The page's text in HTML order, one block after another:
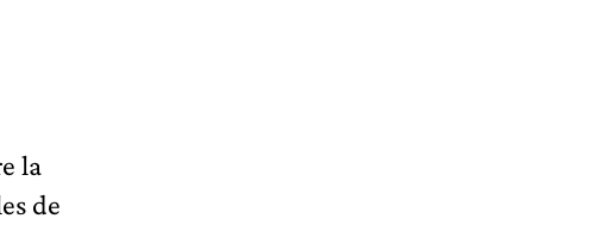
la
de